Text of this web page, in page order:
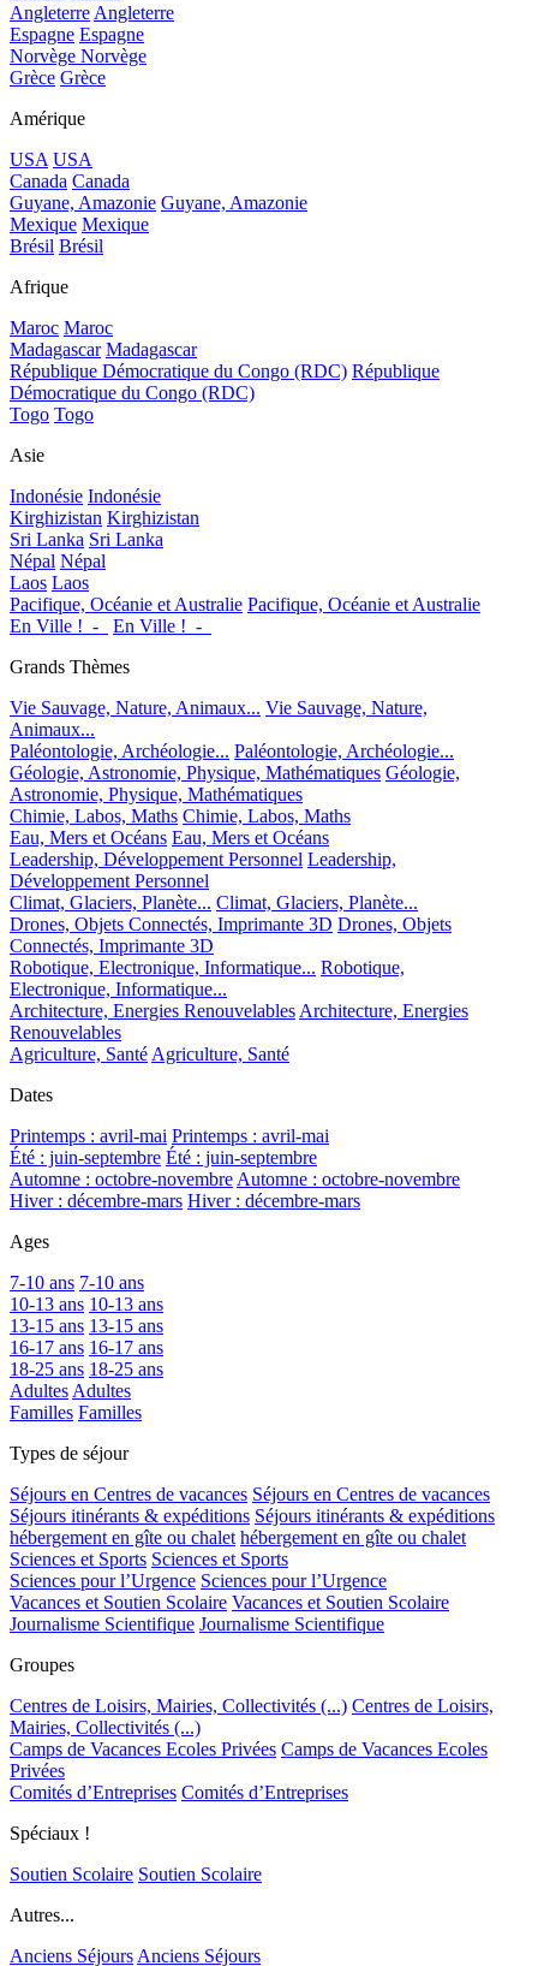
Angleterre Angleterre
Espagne Espagne
Norvège Norvège
Grèce Grèce
Amérique
USA USA
Canada Canada
Guyane, Amazonie Guyane, Amazonie
Mexique Mexique
Brésil Brésil
Afrique
Maroc Maroc
Madagascar Madagascar
République Démocratique du Congo (RDC) République
Démocratique du Congo (RDC)
Togo Togo
Asie
Indonésie Indonésie
Kirghizistan Kirghizistan
Sri Lanka Sri Lanka
Népal Népal
Laos Laos
Pacifique, Océanie et Australie Pacifique, Océanie et Australie
En Ville !_-_
En Ville !_-_
Grands Thèmes
Vie Sauvage, Nature, Animaux... Vie Sauvage, Nature,
Animaux...
Paléontologie, Archéologie... Paléontologie, Archéologie...
Géologie, Astronomie, Physique, Mathématiques Géologie,
Astronomie, Physique, Mathématiques
Chimie, Labos, Maths Chimie, Labos, Maths
Eau, Mers et Océans Eau, Mers et Océans
Leadership, Développement Personnel Leadership,
Développement Personnel
Climat, Glaciers, Planète... Climat, Glaciers, Planète...
Drones, Objets Connectés, Imprimante 3D Drones, Objets
Connectés, Imprimante 3D
Robotique, Electronique, Informatique... Robotique,
Electronique, Informatique...
Architecture, Energies Renouvelables Architecture, Energies
Renouvelables
Agriculture, Santé Agriculture, Santé
Dates
Printemps : avril-mai Printemps : avril-mai
Été : juin-septembre Été : juin-septembre
Automne : octobre-novembre Automne : octobre-novembre
Hiver : décembre-mars Hiver : décembre-mars
Ages
7-10 ans 7-10 ans
10-13 ans 10-13 ans
13-15 ans 13-15 ans
16-17 ans 16-17 ans
18-25 ans 18-25 ans
Adultes Adultes
Familles Familles
Types de séjour
Séjours en Centres de vacances Séjours en Centres de vacances
Séjours itinérants & expéditions Séjours itinérants & expéditions
hébergement en gîte ou chalet hébergement en gîte ou chalet
Sciences et Sports Sciences et Sports
Sciences pour l’Urgence Sciences pour l’Urgence
Vacances et Soutien Scolaire Vacances et Soutien Scolaire
Journalisme Scientifique Journalisme Scientifique
Groupes
Centres de Loisirs, Mairies, Collectivités (...) Centres de Loisirs,
Mairies, Collectivités (...)
Camps de Vacances Ecoles Privées Camps de Vacances Ecoles
Privées
Comités d’Entreprises Comités d’Entreprises
Spéciaux !
Soutien Scolaire Soutien Scolaire
Autres...
Anciens Séjours Anciens Séjours